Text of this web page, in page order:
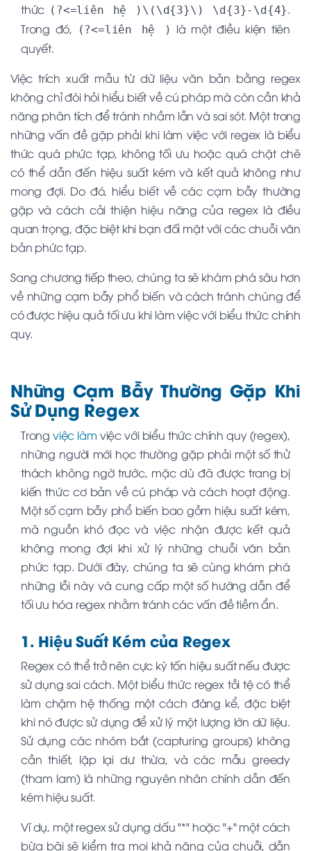
thức (?<=liên hệ )\(\d{3}\) \d{3}-\d{4}.
Trong đó,
(?<=liên hệ ) là một điều kiện tiên
quyết.
Việc trích xuất mẫu từ dữ liệu văn bản bằng regex
không chỉ đòi hỏi hiểu biết về cú pháp mà còn cần khả
năng phân tích để tránh nhầm lẫn và sai sót. Một trong
những vấn đề gặp phải khi làm việc với regex là biểu
thức quá phức tạp, không tối ưu hoặc quá chặt chẽ
có thể dẫn đến hiệu suất kém và kết quả không như
mong đợi. Do đó, hiểu biết về các cạm bẫy thường
gặp và cách cải thiện hiệu năng của regex là điều
quan trọng, đặc biệt khi bạn đối mặt với các chuỗi văn
bản phức tạp.
Sang chương tiếp theo, chúng ta sẽ khám phá sâu hơn
về những cạm bẫy phổ biến và cách tránh chúng để
có được hiệu quả tối ưu khi làm việc với biểu thức chính
quy.
Những Cạm Bẫy Thường Gặp Khi
Sử Dụng Regex
Trongviệc làm việc với biểu thức chính quy (regex),
những người mới học thường gặp phải một số thử
thách không ngờ trước, mặc dù đã được trang bị
kiến thức cơ bản về cú pháp và cách hoạt động.
Một số cạm bẫy phổ biến bao gồm hiệu suất kém,
mã nguồn khó đọc và việc nhận được kết quả
không mong đợi khi xử lý những chuỗi văn bản
phức tạp. Dưới đây, chúng ta sẽ cùng khám phá
những lỗi này và cung cấp một số hướng dẫn để
tối ưu hóa regex nhằm tránh các vấn đề tiềm ẩn.
1. Hiệu Suất Kém của Regex
Regex có thể trở nên cực kỳ tốn hiệu suất nếu được
sử dụng sai cách. Một biểu thức regex tồi tệ có thể
làm chậm hệ thống một cách đáng kể, đặc biệt
khi nó được sử dụng để xử lý một lượng lớn dữ liệu.
Sử dụng các nhóm bắt (capturing groups) không
cần thiết, lặp lại dư thừa, và các mẫu greedy
(tham lam) là những nguyên nhân chính dẫn đến
kém hiệu suất.
Ví dụ, một regex sử dụng dấu "*" hoặc "+" một cách
bừa bãi sẽ kiểm tra mọi khả năng của chuỗi, dẫn